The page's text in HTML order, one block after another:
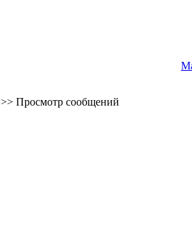
>> Просмотр сообщений